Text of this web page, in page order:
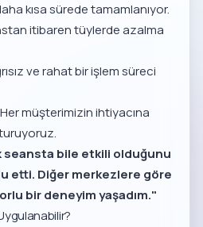
kısa sürede tamamlanıyor.
itibaren tüylerde azalma
ve rahat bir işlem süreci
Her müşterimizin ihtiyacına
seansta bile etkili olduğunu
etti. Diğer merkezlere göre
bir deneyim yaşadım."